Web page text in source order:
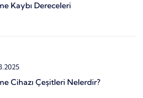
Kaybı Dereceleri
Cihazı Çeşitleri Nelerdir?